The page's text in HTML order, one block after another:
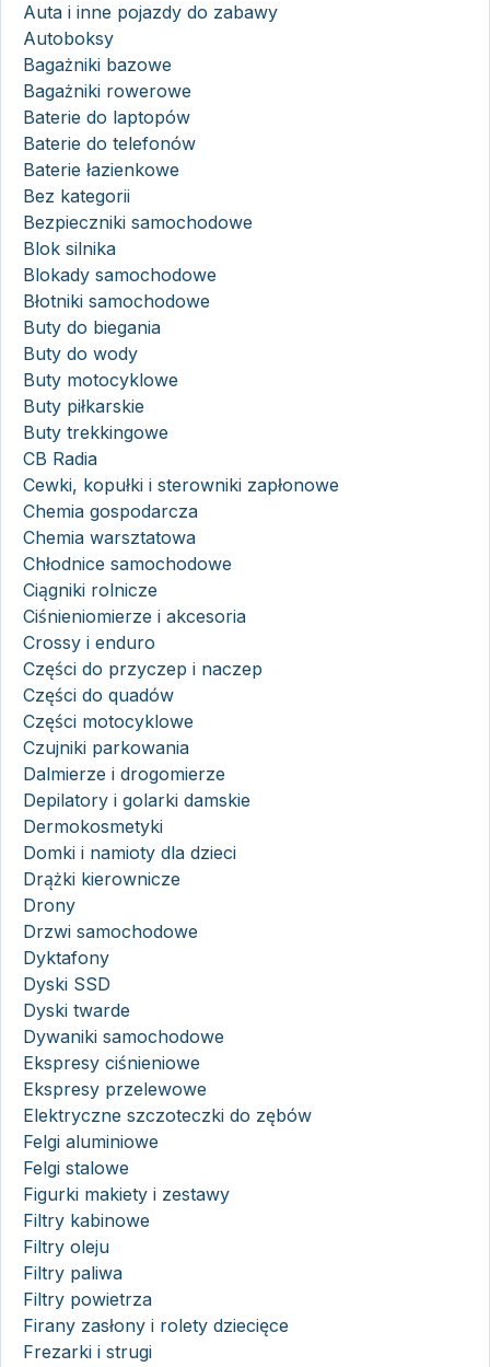
Auta i inne pojazdy do zabawy
Autoboksy
Bagażniki bazowe
Bagażniki rowerowe
Baterie do laptopów
Baterie do telefonów
Baterie łazienkowe
Bez kategorii
Bezpieczniki samochodowe
Blok silnika
Blokady samochodowe
Błotniki samochodowe
Buty do biegania
Buty do wody
Buty motocyklowe
Buty piłkarskie
Buty trekkingowe
CB Radia
Cewki, kopułki i sterowniki zapłonowe
Chemia gospodarcza
Chemia warsztatowa
Chłodnice samochodowe
Ciągniki rolnicze
Ciśnieniomierze i akcesoria
Crossy i enduro
Części do przyczep i naczep
Części do quadów
Części motocyklowe
Czujniki parkowania
Dalmierze i drogomierze
Depilatory i golarki damskie
Dermokosmetyki
Domki i namioty dla dzieci
Drążki kierownicze
Drony
Drzwi samochodowe
Dyktafony
Dyski SSD
Dyski twarde
Dywaniki samochodowe
Ekspresy ciśnieniowe
Ekspresy przelewowe
Elektryczne szczoteczki do zębów
Felgi aluminiowe
Felgi stalowe
Figurki makiety i zestawy
Filtry kabinowe
Filtry oleju
Filtry paliwa
Filtry powietrza
Firany zasłony i rolety dziecięce
Frezarki i strugi